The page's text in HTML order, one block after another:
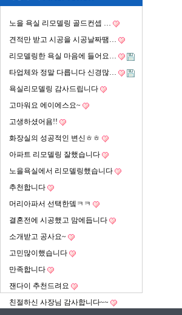
노을 욕실 리모델링 골드컨셉 …
견적만 받고 시공을 시공날짜땜…
리모델링한 욕실 마음에 들어요…
타업체와 정말 다릅니다 신경많…
욕실리모델링 감사드립니다
고마워요 에이에스요~
고생하셨어욤!!
화장실의 성공적인 변신ㅎㅎ
아파트 리모델링 잘했습니다
노을욕실에서 리모델링했습니다
추천합니다
머리아파서 선택한뎈ㅋㅋ
결혼전에 시공했고 맘에듭니다
소개받고 공사요~
고민많이했습니다
만족합니다
잰다이 추천드려요
친절하신 사장님 감사합니다~~